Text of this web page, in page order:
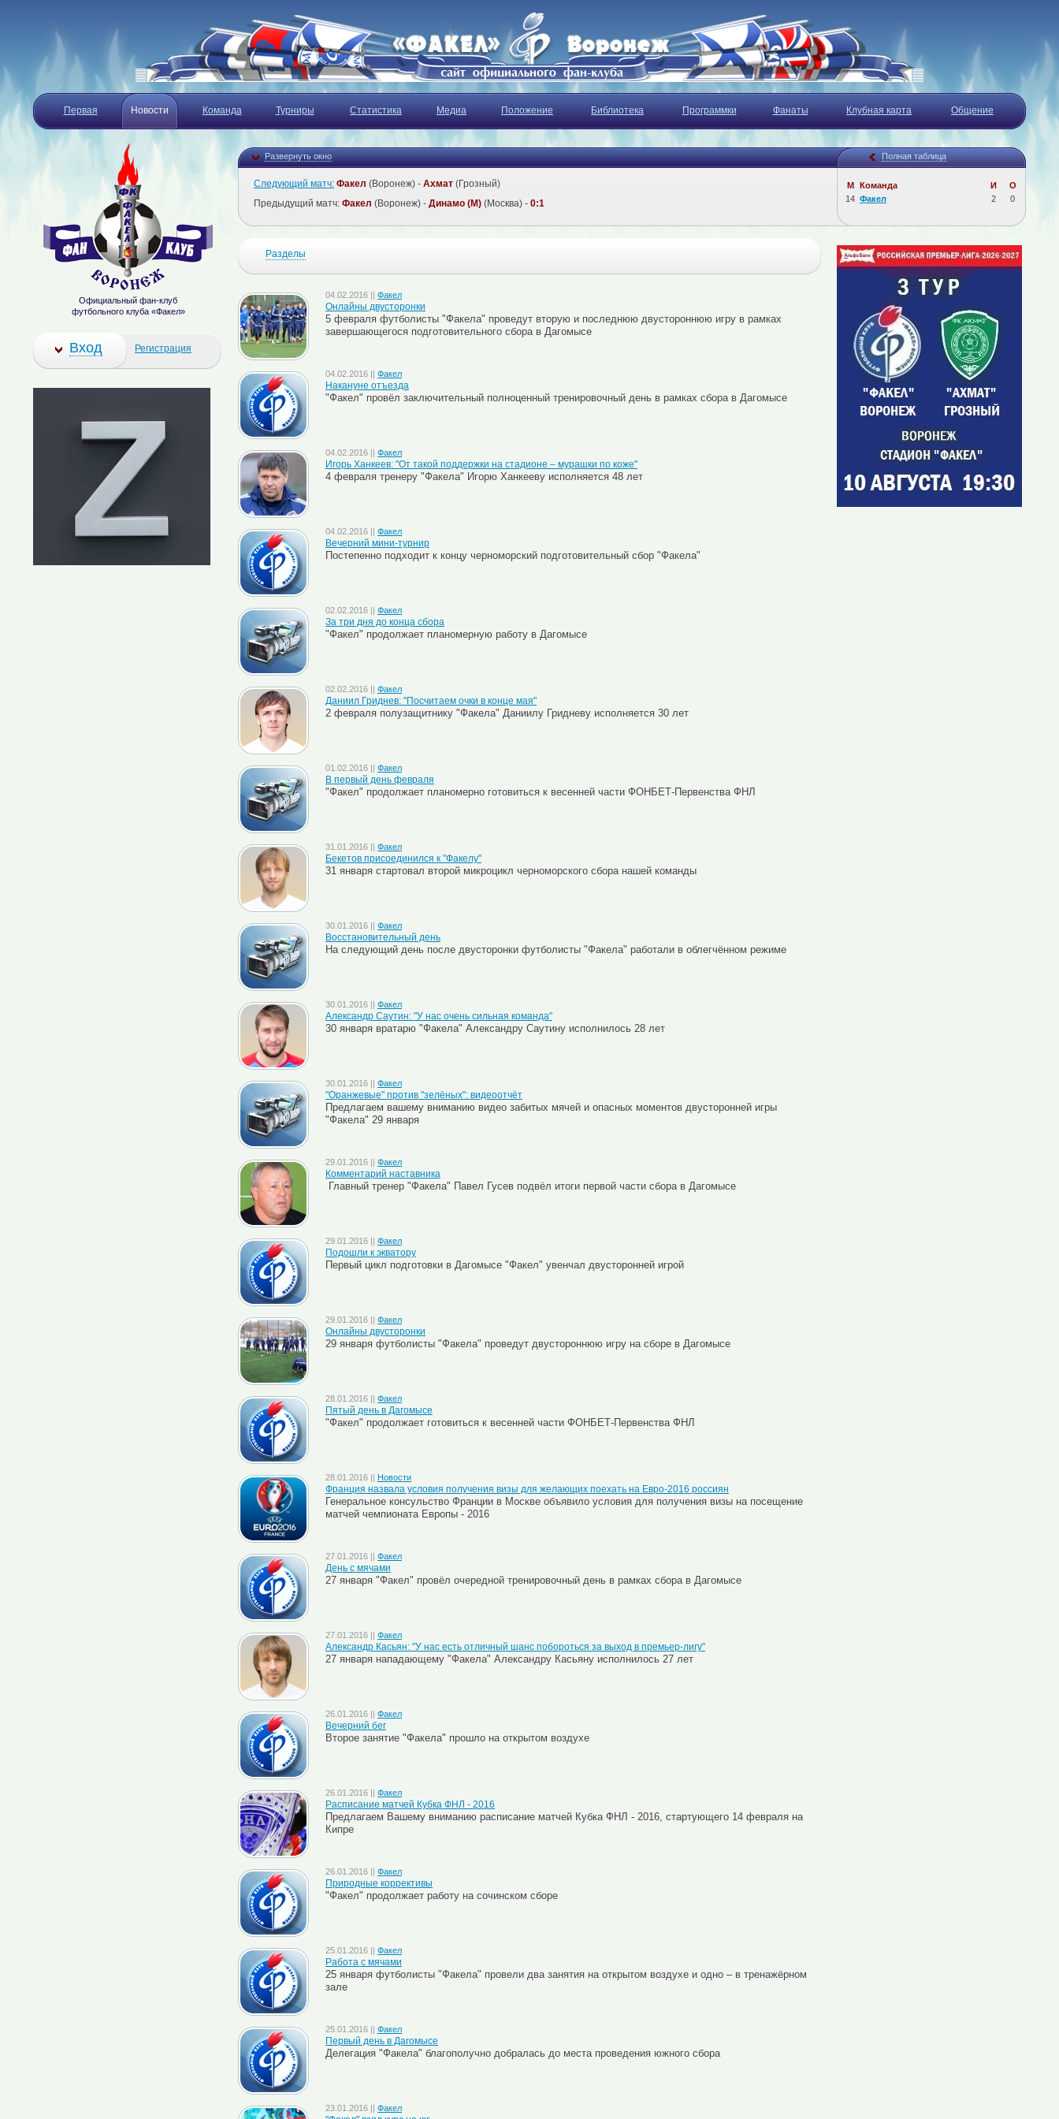
Первая Новости Команда Турниры Статистика Медиа Положение Библиотека Программки Фанаты Клубная карта Общение
Развернуть окно Полная таблица
М Команда И
О
14 Факел 2 0
Следующий матч: Факел (Воронеж) - Ахмат (Грозный)
Предыдущий матч: Факел (Воронеж) - Динамо (М) (Москва) - 0:1
Разделы
04.02.2016 || Факел
Онлайны двусторонки
5 февраля футболисты "Факела" проведут вторую и последнюю двустороннюю игру в рамках
завершающегося подготовительного сбора в Дагомысе
04.02.2016 || Факел
Накануне отъезда
"Факел" провёл заключительный полноценный тренировочный день в рамках сбора в Дагомысе
04.02.2016 || Факел
Игорь Ханкеев: "От такой поддержки на стадионе – мурашки по коже"
4 февраля тренеру "Факела" Игорю Ханкееву исполняется 48 лет
04.02.2016 || Факел
Вечерний мини-турнир
Постепенно подходит к концу черноморский подготовительный сбор "Факела"
02.02.2016 || Факел
За три дня до конца сбора
"Факел" продолжает планомерную работу в Дагомысе
02.02.2016 || Факел
Даниил Гриднев: "Посчитаем очки в конце мая"
2 февраля полузащитнику "Факела" Даниилу Гридневу исполняется 30 лет
01.02.2016 || Факел
В первый день февраля
"Факел" продолжает планомерно готовиться к весенней части ФОНБЕТ-Первенства ФНЛ
31.01.2016 || Факел
Бекетов присоединился к "Факелу"
31 января стартовал второй микроцикл черноморского сбора нашей команды
30.01.2016 || Факел
Восстановительный день
На следующий день после двусторонки футболисты "Факела" работали в облегчённом режиме
30.01.2016 || Факел
Александр Саутин: "У нас очень сильная команда"
30 января вратарю "Факела" Александру Саутину исполнилось 28 лет
30.01.2016 || Факел
"Оранжевые" против "зелёных": видеоотчёт
Предлагаем вашему вниманию видео забитых мячей и опасных моментов двусторонней игры
"Факела" 29 января
29.01.2016 || Факел
Комментарий наставника
Главный тренер "Факела" Павел Гусев подвёл итоги первой части сбора в Дагомысе
29.01.2016 || Факел
Подошли к экватору
Первый цикл подготовки в Дагомысе "Факел" увенчал двусторонней игрой
29.01.2016 || Факел
Онлайны двусторонки
29 января футболисты "Факела" проведут двустороннюю игру на сборе в Дагомысе
28.01.2016 || Факел
Пятый день в Дагомысе
"Факел" продолжает готовиться к весенней части ФОНБЕТ-Первенства ФНЛ
28.01.2016 || Новости
Франция назвала условия получения визы для желающих поехать на Евро-2016 россиян
Генеральное консульство Франции в Москве объявило условия для получения визы на посещение
матчей чемпионата Европы - 2016
27.01.2016 || Факел
День с мячами
27 января "Факел" провёл очередной тренировочный день в рамках сбора в Дагомысе
27.01.2016 || Факел
Александр Касьян: "У нас есть отличный шанс побороться за выход в премьер-лигу"
27 января нападающему "Факела" Александру Касьяну исполнилось 27 лет
26.01.2016 || Факел
Вечерний бег
Второе занятие "Факела" прошло на открытом воздухе
26.01.2016 || Факел
Расписание матчей Кубка ФНЛ - 2016
Предлагаем Вашему вниманию расписание матчей Кубка ФНЛ - 2016, стартующего 14 февраля на
Кипре
26.01.2016 || Факел
Природные коррективы
"Факел" продолжает работу на сочинском сборе
25.01.2016 || Факел
Работа с мячами
25 января футболисты "Факела" провели два занятия на открытом воздухе и одно – в тренажёрном
зале
25.01.2016 || Факел
Первый день в Дагомысе
Делегация "Факела" благополучно добралась до места проведения южного сбора
23.01.2016 || Факел
Официальный фан-клуб
футбольного клуба «Факел»
Вход Регистрация